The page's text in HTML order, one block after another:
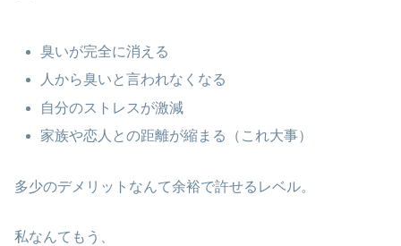
臭いが完全に消える
人から臭いと言われなくなる
自分のストレスが激減
家族や恋人との距離が縮まる（これ大事）
多少のデメリットなんて余裕で許せるレベル。
私なんてもう、